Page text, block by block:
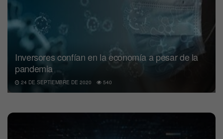
Inversores confían en la economía a pesar de la
pandemia
24 DE SEPTIEMBRE DE 2020 540